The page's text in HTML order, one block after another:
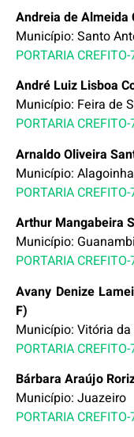
Andreia de Almeida
Município: Santo
PORTARIA
André Luiz Lisboa
Município: Feira de
PORTARIA
Arnaldo Oliveira
Município:
PORTARIA
Arthur Mangabeira
Município: Guanambi
PORTARIA
Avany Denize
F)
Município: Vitória
PORTARIA
Bárbara Araújo
Município: Juazeiro
PORTARIA